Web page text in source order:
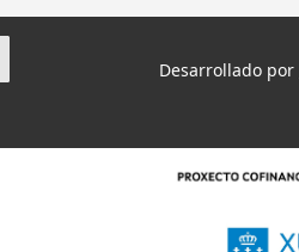
Desarrollado por